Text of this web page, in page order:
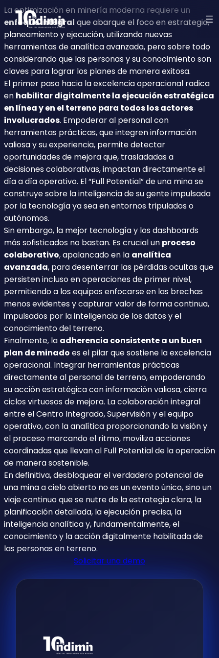
La optimización en minería moderna requiere un
enfoque integral que abarque el foco en estrategia,
planeamiento y ejecución, utilizando nuevas
herramientas de analítica avanzada, pero sobre todo
considerando que las personas y su conocimiento son
claves para lograr los planes de manera exitosa.
El primer paso hacia la excelencia operacional radica
en habilitar digitalmente la ejecución estratégica
en línea y en el terreno para todos los actores
involucrados. Empoderar al personal con
herramientas prácticas, que integren información
valiosa y su experiencia, permite detectar
oportunidades de mejora que, trasladadas a
decisiones colaborativas, impactan directamente el
día a día operativo. El “Full Potential” de una mina se
construye sobre la inteligencia de su gente impulsada
por la tecnología ya sea en entornos tripulados o
autónomos.
Sin embargo, la mejor tecnología y los dashboards
más sofisticados no bastan. Es crucial un proceso
colaborativo, apalancado en la analítica
avanzada, para desenterrar las pérdidas ocultas que
persisten incluso en operaciones de primer nivel,
permitiendo a los equipos enfocarse en las brechas
menos evidentes y capturar valor de forma continua,
impulsados por la inteligencia de los datos y el
conocimiento del terreno.
Finalmente, la adherencia consistente a un buen
plan de minado es el pilar que sostiene la excelencia
operacional. Integrar herramientas prácticas
directamente al personal de terreno, empoderando
su acción estratégica con información valiosa, cierra
ciclos virtuosos de mejora. La colaboración integral
entre el Centro Integrado, Supervisión y el equipo
operativo, con la analítica proporcionando la visión y
el proceso marcando el ritmo, moviliza acciones
coordinadas que llevan al Full Potential de la operación
de manera sostenible.
En definitiva, desbloquear el verdadero potencial de
una mina a cielo abierto no es un evento único, sino un
viaje continuo que se nutre de la estrategia clara, la
planificación detallada, la ejecución precisa, la
inteligencia analítica y, fundamentalmente, el
conocimiento y la acción digitalmente habilitada de
las personas en terreno.
Solicitar una demo